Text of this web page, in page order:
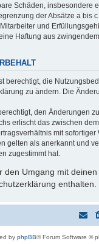
Schäden, insbesondere
der Absätze a bis
und
Haftung aus
berechtigt, die
zu ändern. Die
den Änderungen
erlischt das zwischen
mit sofortiger
gelten als anerkannt und
zugestimmt hat.
den Umgang mit
enthalten.
by phpBB® Forum Software ©